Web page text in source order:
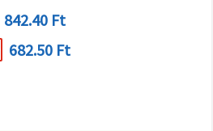
842.40 Ft
682.50 Ft